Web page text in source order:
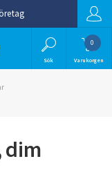
Sök
0
Varukorgen
dim